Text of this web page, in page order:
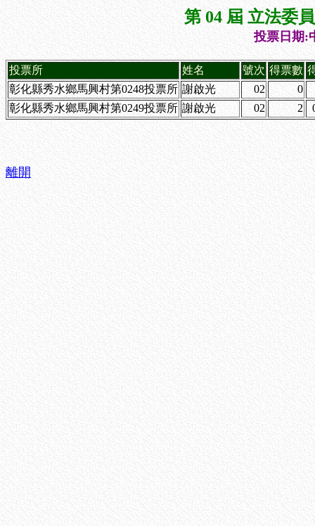
第 04 屆 立法委
投票日期:
投票所 姓名 號次 得票數
彰化縣秀水鄉馬興村第0248投票所 謝啟光 02
0
彰化縣秀水鄉馬興村第0249投票所 謝啟光 02 2
離開